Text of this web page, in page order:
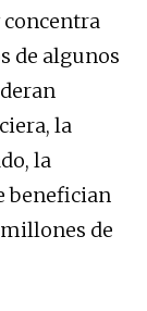
de algunos
la
la
benefician
de